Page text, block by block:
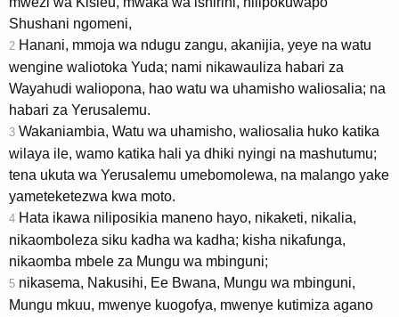
Shushani ngomeni,
2 Hanani, mmoja wa ndugu zangu, akanijia, yeye na watu
wengine waliotoka Yuda; nami nikawauliza habari za
Wayahudi waliopona, hao watu wa uhamisho waliosalia; na
habari za Yerusalemu.
3 Wakaniambia, Watu wa uhamisho, waliosalia huko katika
wilaya ile, wamo katika hali ya dhiki nyingi na mashutumu;
tena ukuta wa Yerusalemu umebomolewa, na malango yake
yameteketezwa kwa moto.
4 Hata ikawa niliposikia maneno hayo, nikaketi, nikalia,
nikaomboleza siku kadha wa kadha; kisha nikafunga,
nikaomba mbele za Mungu wa mbinguni;
5 nikasema, Nakusihi, Ee Bwana, Mungu wa mbinguni,
Mungu mkuu, mwenye kuogofya, mwenye kutimiza agano